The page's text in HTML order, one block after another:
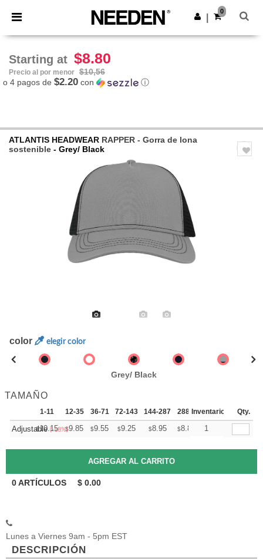
× App de Needen
¡Mejores precios en app!
Descargar app
0
Starting at $8.80
Precio al por menor $10,56
o 4 pagos de $2.20 con ⓘ
ATLANTIS HEADWEAR RAPPER - Gorra de lona
sostenible - Grey/ Black
color elegir color
Grey/ Black
TAMAÑO
1-11 12-35 36-71 72-143 144-287 288 + Mas
Inventario Qty.
Adjustable(-18%)
$10.15 $9.85 $9.55 $9.25 $8.95 $8.80 +
1
0ARTÍCULOS $ 0.00
Lunes a Viernes 9am - 5pm EST
DESCRIPCIÓN